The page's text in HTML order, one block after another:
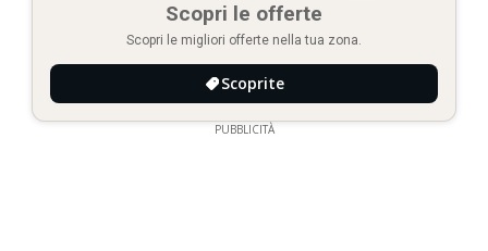
Scopri le offerte
Scopri le migliori offerte nella tua zona.
Scoprite
PUBBLICITÀ